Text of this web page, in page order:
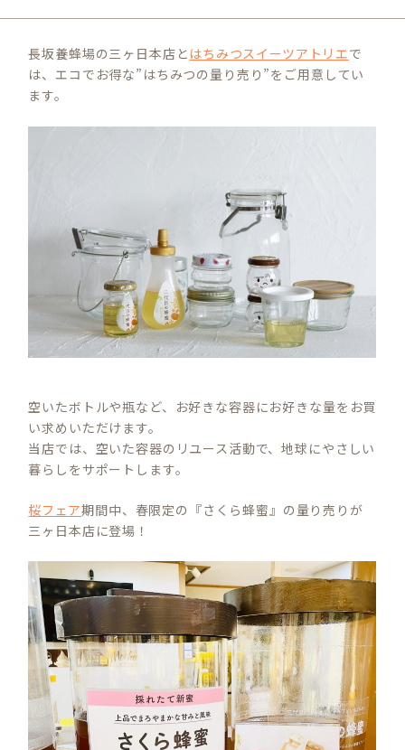
長坂養蜂場の三ヶ日本店と はちみつスイーツアトリエで
は、エコでお得な”はちみつの量り売り”をご用意してい
ます。
空いたボトルや瓶など、お好きな容器にお好きな量をお買
い求めいただけます。
当店では、空いた容器のリユース活動で、地球にやさしい
暮らしをサポートします。
桜フェア期間中、春限定の『さくら蜂蜜』の量り売りが
三ヶ日本店に登場！